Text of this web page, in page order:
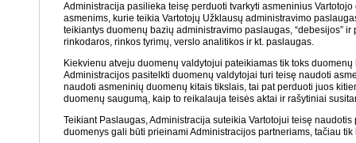
Administracija pasilieka teisę perduoti tvarkyti asmeninius
asmenims, kurie teikia Vartotojų Užklausų administravimo
teikiantys duomenų bazių administravimo paslaugas, “debesijos”
rinkodaros, rinkos tyrimų, verslo analitikos ir kt. paslaugas.
Kiekvienu atveju duomenų valdytojui pateikiamas tik toks
Administracijos pasitelkti duomenų valdytojai turi teisę naudoti
naudoti asmeninių duomenų kitais tikslais, tai pat perduoti juos
duomenų saugumą, kaip to reikalauja teisės aktai ir rašytiniai
Teikiant Paslaugas, Administracija suteikia Vartotojui teisę
duomenys gali būti prieinami Administracijos partneriams, tačiau